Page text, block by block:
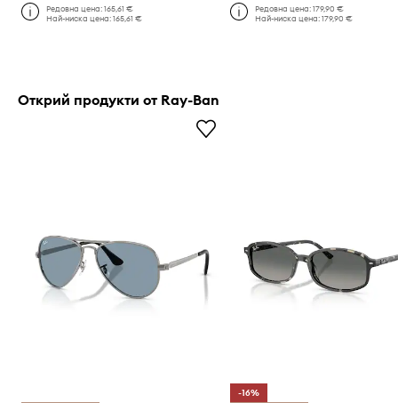
Редовна цена:165,61 €
Най-ниска цена:165,61 €
Редовна цена: 179,90 €
Най-ниска цена: 179,90 €
Открий продукти от Ray-Ban
-16%